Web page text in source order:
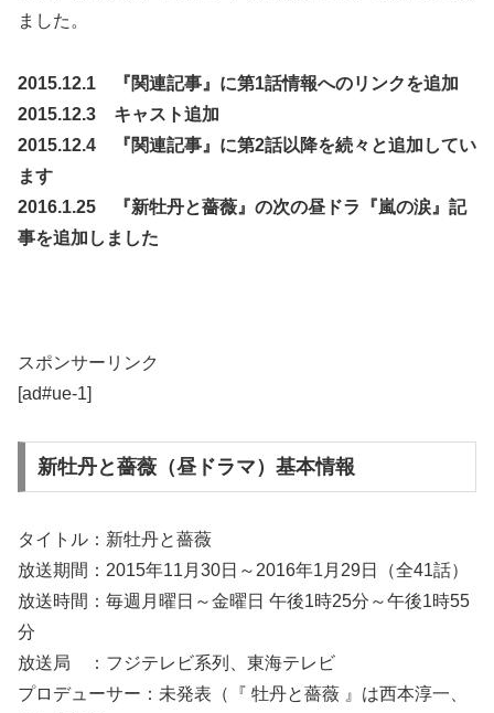
ました。
2015.12.1 『関連記事』に第1話情報へのリンクを追加
2015.12.3 キャスト追加
2015.12.4 『関連記事』に第2話以降を続々と追加してい
ます
2016.1.25 『新牡丹と薔薇』の次の昼ドラ
『嵐の涙』 記
事を追加しました
スポンサーリンク
[ad#ue-1]
新牡丹と薔薇（昼ドラマ）基本情報
タイトル：新牡丹と薔薇
放送期間：2015年11月30日～2016年1月29日（全41話）
放送時間：毎週月曜日～金曜日 午後1時25分～午後1時55
分
放送局 ：フジテレビ系列、東海テレビ
プロデューサー：未発表（『 牡丹と薔薇 』は西本淳一、